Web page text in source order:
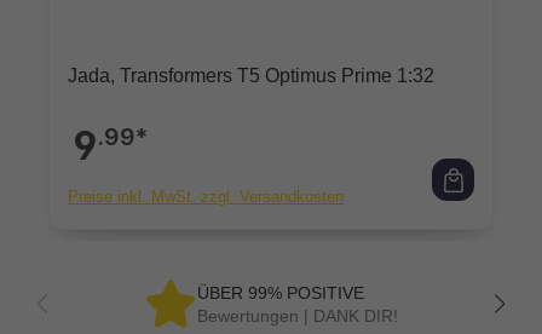
Jada, Transformers T5 Optimus Prime 1:32
9.99*
Preise inkl. MwSt. zzgl. Versandkosten
ÜBER 99% POSITIVE
Bewertungen | DANK DIR!